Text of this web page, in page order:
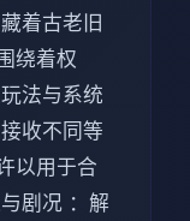
着古老旧
绕着权
法与系统
收不同等
以用于合
剧况 ：解